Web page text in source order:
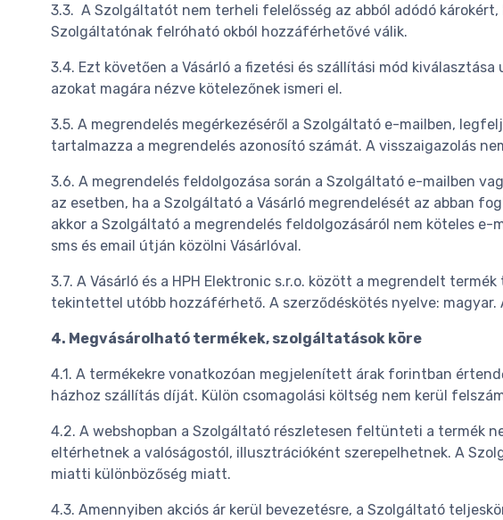
3.3. A Szolgáltatót nem terheli felelősség az abból adódó
Szolgáltatónak felróható okból hozzáférhetővé válik.
3.4. Ezt követően a Vásárló a fizetési és szállítási mód
azokat magára nézve kötelezőnek ismeri el.
3.5. A megrendelés megérkezéséről a Szolgáltató e-mailben,
tartalmazza a megrendelés azonosító számát. A visszaigazolás
3.6. A megrendelés feldolgozása során a Szolgáltató e-mailben
az esetben, ha a Szolgáltató a Vásárló megrendelését az abban
akkor a Szolgáltató a megrendelés feldolgozásáról nem köteles
sms és email útján közölni Vásárlóval.
3.7. A Vásárló és a HPH Elektronic s.r.o. között a megrendelt
tekintettel utóbb hozzáférhető. A szerződéskötés nyelve:
4. Megvásárolható termékek, szolgáltatások köre
4.1. A termékekre vonatkozóan megjelenített árak forintban
házhoz szállítás díját. Külön csomagolási költség nem kerül
4.2. A webshopban a Szolgáltató részletesen feltünteti a termék
eltérhetnek a valóságostól, illusztrációként szerepelhetnek. A
miatti különbözőség miatt.
4.3. Amennyiben akciós ár kerül bevezetésre, a Szolgáltató